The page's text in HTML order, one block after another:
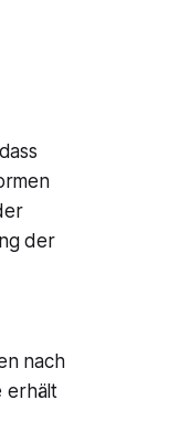
der
nach
erhält